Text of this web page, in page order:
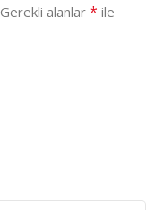
Gerekli alanlar * ile